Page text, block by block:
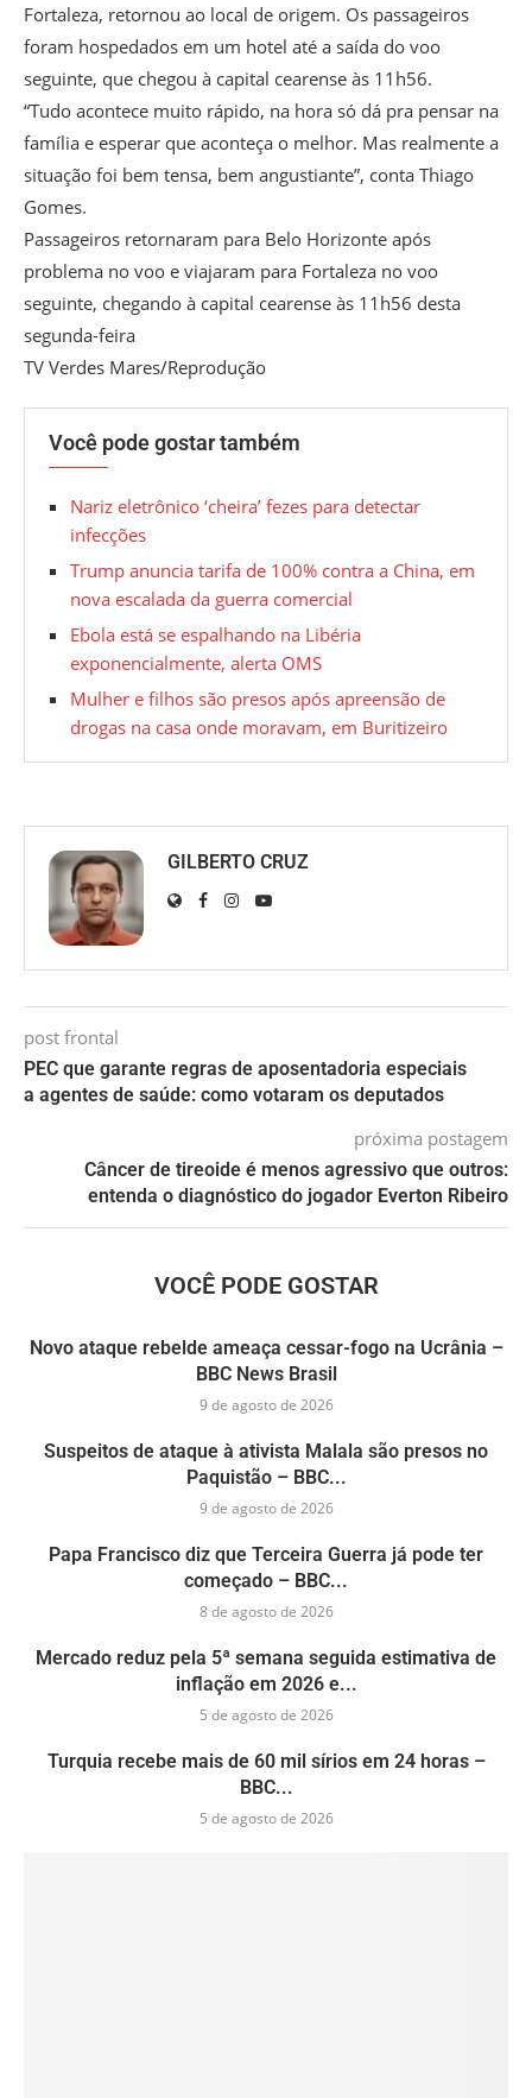
Fortaleza, retornou ao local de origem. Os passageiros
foram hospedados em um hotel até a saída do voo
seguinte, que chegou à capital cearense às 11h56.
“Tudo acontece muito rápido, na hora só dá pra pensar na
família e esperar que aconteça o melhor. Mas realmente a
situação foi bem tensa, bem angustiante”, conta Thiago
Gomes.
Passageiros retornaram para Belo Horizonte após
problema no voo e viajaram para Fortaleza no voo
seguinte, chegando à capital cearense às 11h56 desta
segunda-feira
TV Verdes Mares/Reprodução
Você pode gostar também
Nariz eletrônico ‘cheira’ fezes para detectar
infecções
Trump anuncia tarifa de 100% contra a China, em
nova escalada da guerra comercial
Ebola está se espalhando na Libéria
exponencialmente, alerta OMS
Mulher e filhos são presos após apreensão de
drogas na casa onde moravam, em Buritizeiro
GILBERTO CRUZ
post frontal
PEC que garante regras de aposentadoria especiais
a agentes de saúde: como votaram os deputados
próxima postagem
Câncer de tireoide é menos agressivo que outros:
entenda o diagnóstico do jogador Everton Ribeiro
VOCÊ PODE GOSTAR
Novo ataque rebelde ameaça cessar-fogo na Ucrânia –
BBC News Brasil
9 de agosto de 2026
Suspeitos de ataque à ativista Malala são presos no
Paquistão – BBC...
9 de agosto de 2026
Papa Francisco diz que Terceira Guerra já pode ter
começado – BBC...
8 de agosto de 2026
Mercado reduz pela 5ª semana seguida estimativa de
inflação em 2026 e...
5 de agosto de 2026
Turquia recebe mais de 60 mil sírios em 24 horas –
BBC...
5 de agosto de 2026